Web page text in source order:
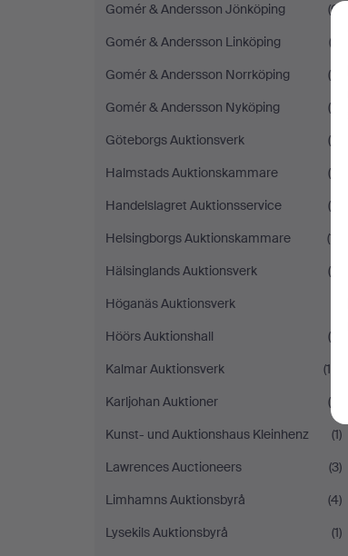
Gomér & Andersson Jönköping
(6)
Gomér & Andersson Linköping
(3)
Gomér & Andersson Norrköping
(8)
Gomér & Andersson Nyköping
(5)
Göteborgs Auktionsverk
(8)
Halmstads Auktionskammare
(8)
Handelslagret Auktionsservice
(6)
Helsingborgs Auktionskammare
(11)
Hälsinglands Auktionsverk
(5)
Höganäs Auktionsverk
Höörs Auktionshall
(4)
Kalmar Auktionsverk
(15)
Karljohan Auktioner
(5)
Kunst- und Auktionshaus Kleinhenz
(1)
Lawrences Auctioneers
(3)
Limhamns Auktionsbyrå
(4)
Lysekils Auktionsbyrå
(1)